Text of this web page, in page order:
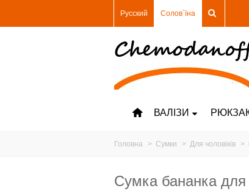
Русский Солов`їна
ВАЛІЗИ
Головна > Сумки > Для чоловіків >
Сумка бананка для